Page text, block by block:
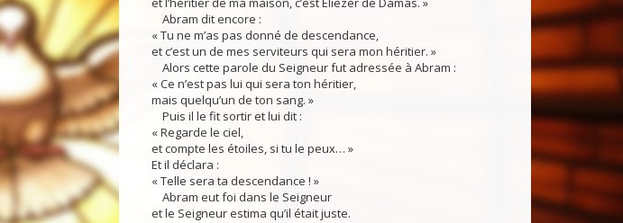
Abram dit encore :
« Tu ne m’as pas donné de descendance,
et c’est un de mes serviteurs qui sera mon héritier. »
Alors cette parole du Seigneur fut adressée à Abram :
« Ce n’est pas lui qui sera ton héritier,
mais quelqu’un de ton sang. »
Puis il le fit sortir et lui dit :
« Regarde le ciel,
et compte les étoiles, si tu le peux… »
Et il déclara :
« Telle sera ta descendance ! »
Abram eut foi dans le Seigneur
et le Seigneur estima qu’il était juste.